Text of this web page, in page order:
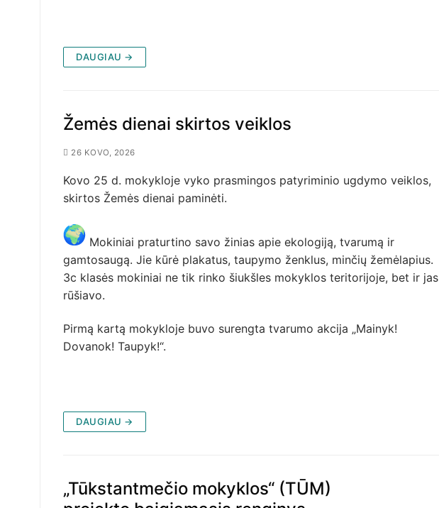
DAUGIAU →
Žemės dienai skirtos veiklos
26 KOVO, 2026
Kovo 25 d. mokykloje vyko prasmingos patyriminio ugdymo veiklos,
skirtos Žemės dienai paminėti.
Mokiniai praturtino savo žinias apie ekologiją, tvarumą ir
gamtosaugą. Jie kūrė plakatus, taupymo ženklus, minčių žemėlapius.
3c klasės mokiniai ne tik rinko šiukšles mokyklos teritorijoje, bet ir jas
rūšiavo.
Pirmą kartą mokykloje buvo surengta tvarumo akcija „Mainyk!
Dovanok! Taupyk!“.
DAUGIAU →
„Tūkstantmečio mokyklos“ (TŪM)